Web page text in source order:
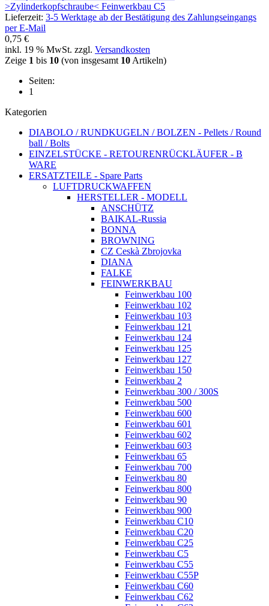
>Zylinderkopfschraube< Feinwerkbau C5
Lieferzeit: 3-5 Werktage ab der Bestätigung des Zahlungseingangs
per E-Mail
0,75 €
inkl. 19 % MwSt. zzgl. Versandkosten
Zeige 1 bis 10 (von insgesamt 10 Artikeln)
Seiten:
1
Kategorien
DIABOLO / RUNDKUGELN / BOLZEN - Pellets / Round
ball / Bolts
EINZELSTÜCKE - RETOURENRÜCKLÄUFER - B
WARE
ERSATZTEILE - Spare Parts
LUFTDRUCKWAFFEN
HERSTELLER - MODELL
ANSCHÜTZ
BAIKAL-Russia
BONNA
BROWNING
CZ Ceskà Zbrojovka
DIANA
FALKE
FEINWERKBAU
Feinwerkbau 100
Feinwerkbau 102
Feinwerkbau 103
Feinwerkbau 121
Feinwerkbau 124
Feinwerkbau 125
Feinwerkbau 127
Feinwerkbau 150
Feinwerkbau 2
Feinwerkbau 300 / 300S
Feinwerkbau 500
Feinwerkbau 600
Feinwerkbau 601
Feinwerkbau 602
Feinwerkbau 603
Feinwerkbau 65
Feinwerkbau 700
Feinwerkbau 80
Feinwerkbau 800
Feinwerkbau 90
Feinwerkbau 900
Feinwerkbau C10
Feinwerkbau C20
Feinwerkbau C25
Feinwerkbau C5
Feinwerkbau C55
Feinwerkbau C55P
Feinwerkbau C60
Feinwerkbau C62